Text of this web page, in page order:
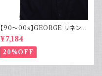
【90～00s】GEORGE リネンレ
ーヨンシャツ 黒 ボックスシルエ
ット XL
¥7,184
20%OFF